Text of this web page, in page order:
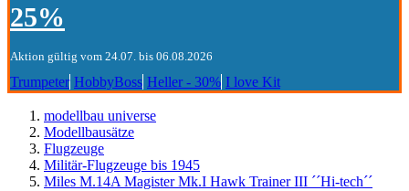
25%
Aktion gültig vom 24.07. bis 06.08.2026
Trumpeter HobbyBoss Heller - 30% I love Kit
modellbau universe
Modellbausätze
Flugzeuge
Militär-Flugzeuge bis 1945
Miles M.14A Magister Mk.I Hawk Trainer III ´´Hi-tech´´